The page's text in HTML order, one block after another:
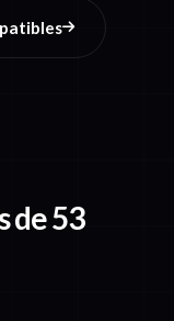
de 53